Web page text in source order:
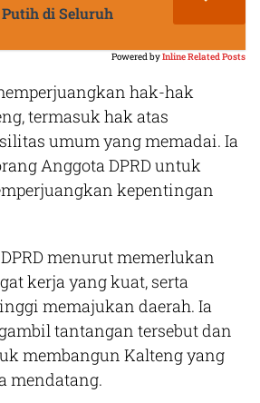
di Seluruh
Powered byInline Related Posts
hak-hak
termasuk hak atas
umum yang memadai. Ia
Anggota DPRD untuk
kepentingan
menurut memerlukan
kerja yang kuat, serta
memajukan daerah. Ia
tantangan tersebut dan
membangun Kalteng yang
mendatang.